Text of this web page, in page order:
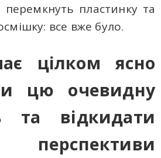
пластинку та
все вже було.
цілком ясно
цю очевидну
та відкидати
перспективи